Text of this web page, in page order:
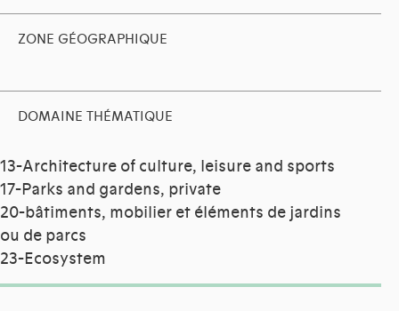
ZONE GÉOGRAPHIQUE
DOMAINE THÉMATIQUE
13-Architecture of culture, leisure and sports
17-Parks and gardens, private
20-bâtiments, mobilier et éléments de jardins
ou de parcs
23-Ecosystem